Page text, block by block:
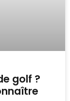
golf ?